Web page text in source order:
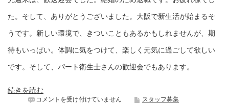
区
歯
医
で
た。そして、ありがとうございました。大阪で新生活が始まるそ
うです。新しい環境で、きついこともあるかもしれませんが、期
待もいっぱい。体調に気をつけて、楽しく元気に過ごして欲しい
です。そして、パート衛生士さんの歓迎会でもあります。
続きを読む
歓
コメントを受け付けていません スタッフ募集